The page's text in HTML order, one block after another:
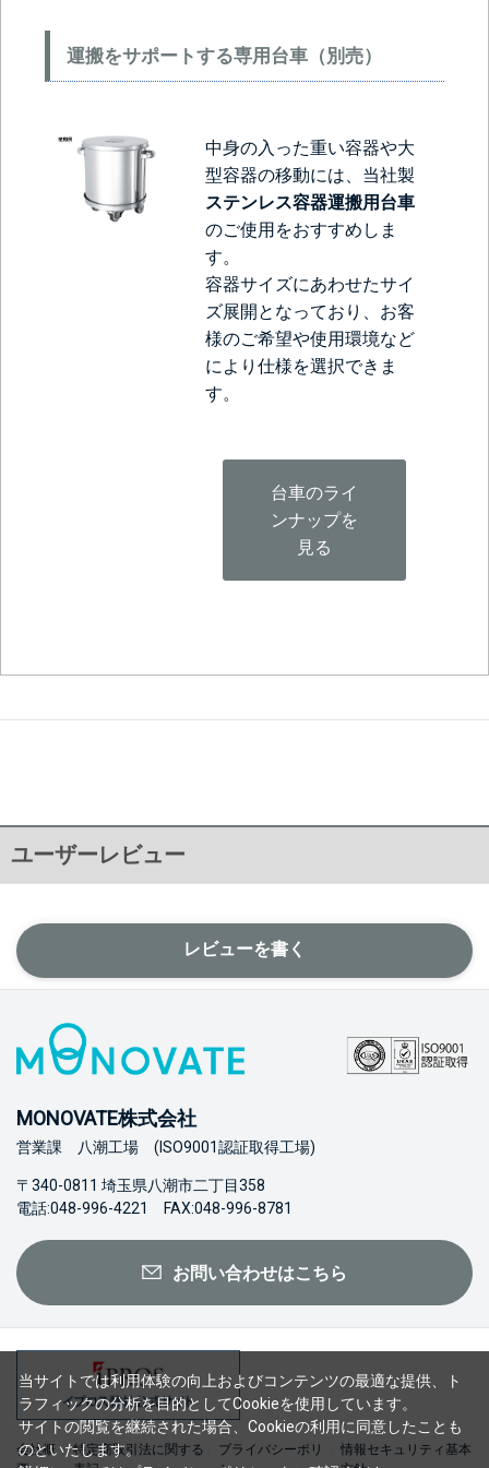
運搬をサポートする専用台車（別売）
中身の入った重い容器や大
型容器の移動には、当社製
ステンレス容器運搬用台車
のご使用をおすすめしま
す。
容器サイズにあわせたサイ
ズ展開となっており、お客
様のご希望や使用環境など
により仕様を選択できま
す。
台車のライ
ンナップを
見る
ユーザーレビュー
レビューを書く
MONOVATE株式会社
営業課 八潮工場 (ISO9001認証取得工場)
〒340-0811 埼玉県八潮市二丁目358
電話:048-996-4221 FAX:048-996-8781
お問い合わせはこちら
会社概
特定商取引法に関する
プライバシーポリ
情報セキュリティ基本
当サイトでは利用体験の向上およびコンテンツの最適な提供、ト
ラフィックの分析を目的としてCookieを使用しています。
サイトの閲覧を継続された場合、Cookieの利用に同意したことも
のといたします。